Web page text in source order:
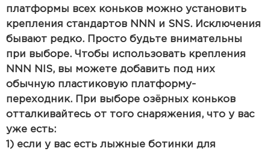
платформы всех коньков можно установить
крепления стандартов NNN и SNS. Исключения
бывают редко. Просто будьте внимательны
при выборе. Чтобы использовать крепления
NNN NIS, вы можете добавить под них
обычную пластиковую платформу-
переходник. При выборе озёрных коньков
отталкивайтесь от того снаряжения, что у вас
уже есть:
1) если у вас есть лыжные ботинки для